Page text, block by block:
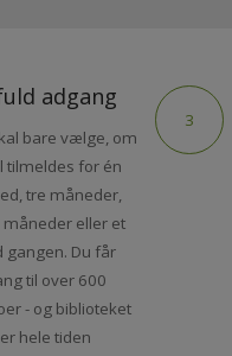
Få fuld adgang
Du skal bare vælge, om
du vil tilmeldes for én
måned, tre måneder,
seks måneder eller et
år ad gangen. Du får
adgang til over 600
videoer - og biblioteket